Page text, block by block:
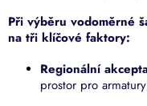
Při výběru vodoměrné
na tři klíčové faktory:
Regionální
prostor pro